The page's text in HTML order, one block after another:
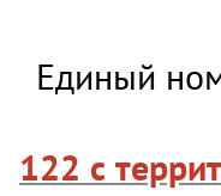
Единый
122 с